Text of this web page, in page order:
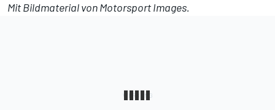
Mit Bildmaterial von Motorsport Images.